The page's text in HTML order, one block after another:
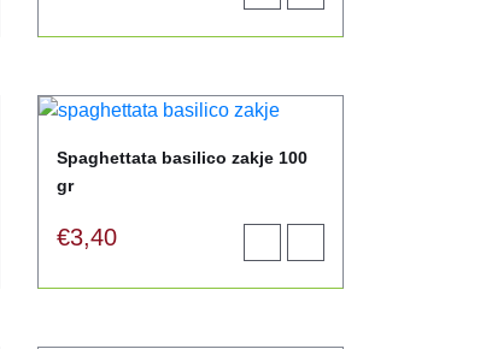
product
aan
Spaghettata basilico zakje 100
gr
€3,40
product
aan